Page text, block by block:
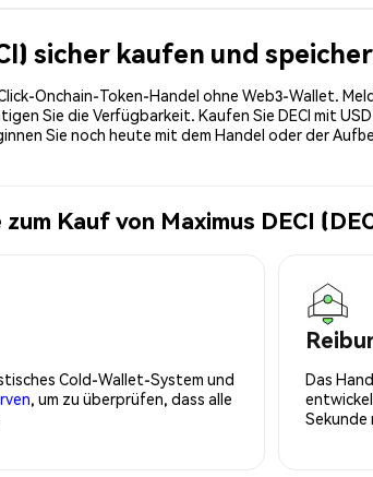
sicher kaufen und
Onchain-Token-Handel ohne Web3-Wallet.
Sie die Verfügbarkeit. Kaufen Sie DECI mit
Sie noch heute mit dem Handel oder der
Kauf von Maximus DECI
Cold-Wallet-System und
, um zu überprüfen, dass alle
Das